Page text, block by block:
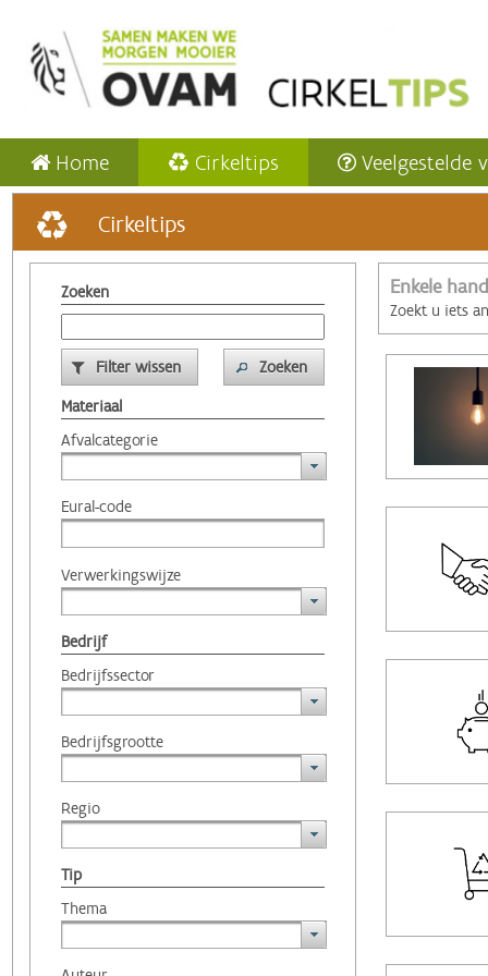
Home Cirkeltips Veelgestelde
Cirkeltips
Zoeken
Filter wissen
Zoeken
Materiaal
Afvalcategorie
Eural-code
Verwerkingswijze
Bedrijf
Bedrijfssector
Bedrijfsgrootte
Regio
Tip
Thema
Enkele
Zoekt u iets